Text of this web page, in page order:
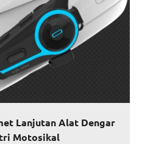
Lanjutan Alat Dengar
Motosikal